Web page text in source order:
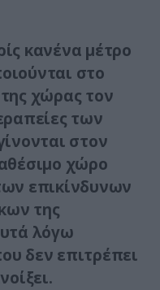
κανένα μέτρο
στο
χώρας τον
των
στον
χώρο
επικίνδυνων
της
λόγω
δεν επιτρέπει